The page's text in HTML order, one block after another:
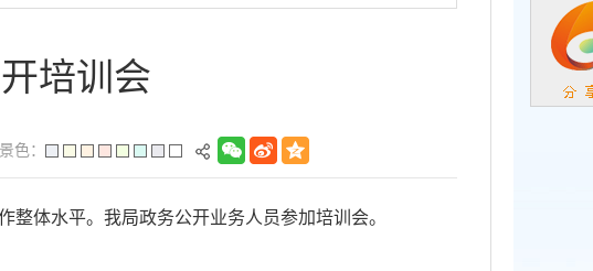
培训会
色：
体水平。我局政务公开业务人员参加培训会。
政务微信